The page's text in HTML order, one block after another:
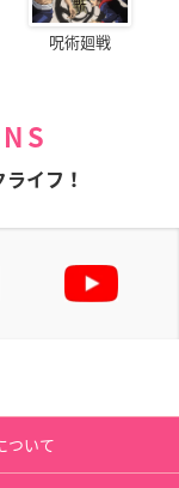
呪術廻戦
イフ！
ついて